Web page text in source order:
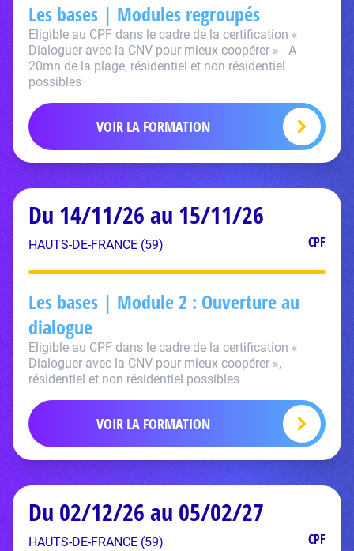
Les bases | Modules regroupés
Eligible au CPF dans le cadre de la certification «
Dialoguer avec la CNV pour mieux coopérer » - A
20mn de la plage, résidentiel et non résidentiel
possibles
VOIR LA FORMATION
Du 14/11/26 au 15/11/26
HAUTS-DE-FRANCE (59) CPF
Les bases | Module 2 : Ouverture au
dialogue
Eligible au CPF dans le cadre de la certification «
Dialoguer avec la CNV pour mieux coopérer »,
résidentiel et non résidentiel possibles
VOIR LA FORMATION
Du 02/12/26 au 05/02/27
HAUTS-DE-FRANCE (59) CPF